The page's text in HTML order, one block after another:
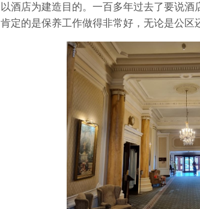
以酒店为建造目的。一百多年过去了要说
肯定的是保养工作做得非常好，无论是公区